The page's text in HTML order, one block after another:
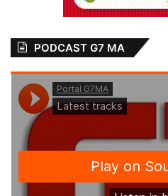
A entrega de cestas
conclusão da
19; a entrega kits de
de alunos da rede
Itaqui-Bacanga (27
(4 km) no Fumacê,
(em andamento) e
Esperança (em
PODCAST G7 MA